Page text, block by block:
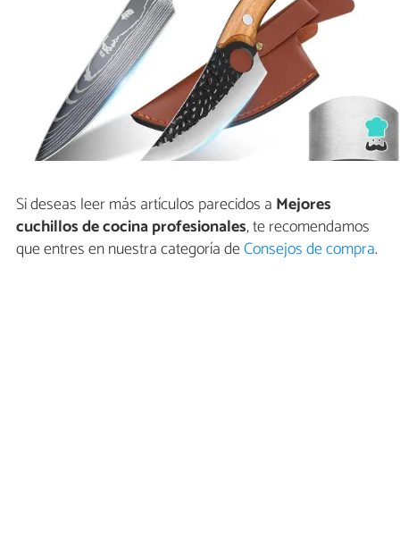
Si deseas leer más artículos parecidos a Mejores
cuchillos de cocina profesionales, te recomendamos
que entres en nuestra categoría deConsejos de compra.